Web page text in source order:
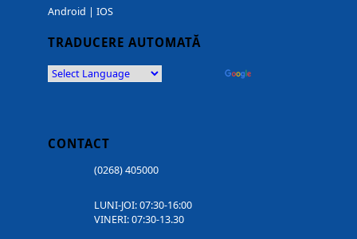
Android | IOS
TRADUCERE AUTOMATĂ
CONTACT
(0268) 405000
LUNI-JOI: 07:30-16:00
VINERI: 07:30-13.30